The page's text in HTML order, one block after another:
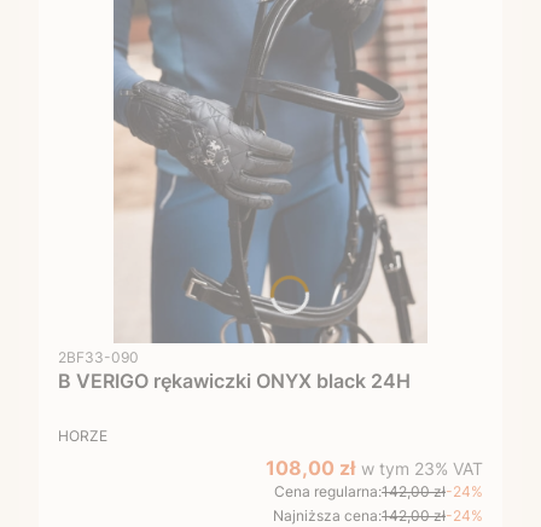
Kod produktu
2BF33-090
B VERIGO rękawiczki ONYX black 24H
PRODUCENT
HORZE
Cena promocyjna brutto
108,00 zł w tym %s VAT
w tym 23% VAT
Cena regularna:142,00 zł-24%
Najniższa cena:142,00 zł-24%